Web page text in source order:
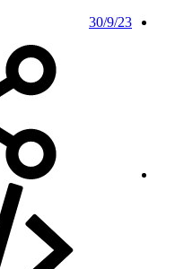
30/9/23